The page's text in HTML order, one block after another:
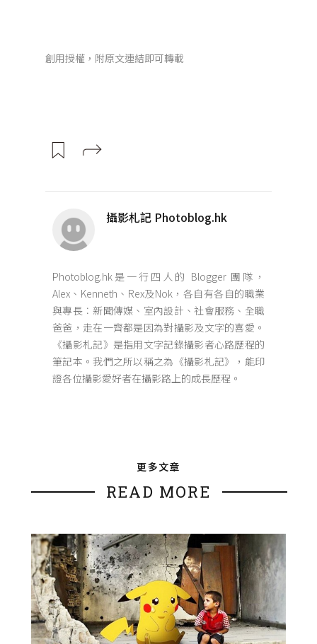
創用授權，附原文連結即可轉載
攝影札記 Photoblog.hk
Photoblog.hk是一行四人的 Blogger 團隊，
Alex、Kenneth、Rex及Nok，各自有各自的職業
與專長︰新聞傳媒、室內設計、社會服務、全職
爸爸，走在一齊都是因為對攝影及文字的喜愛。
《攝影札記》是指用文字記錄攝影者心路歷程的
筆記本。我們之所以稱之為《攝影札記》，能印
證各位攝影愛好者在攝影路上的成長歷程。
更多文章
READ MORE